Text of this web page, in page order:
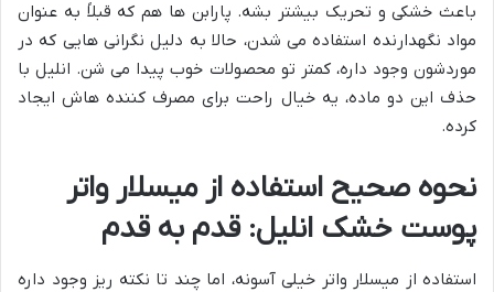
باعث خشکی و تحریک بیشتر بشه. پارابن ها هم که قبلاً به عنوان
مواد نگهدارنده استفاده می شدن، حالا به دلیل نگرانی هایی که در
موردشون وجود داره، کمتر تو محصولات خوب پیدا می شن. انلیل با
حذف این دو ماده، یه خیال راحت برای مصرف کننده هاش ایجاد
کرده.
نحوه صحیح استفاده از میسلار واتر
پوست خشک انلیل: قدم به قدم
استفاده از میسلار واتر خیلی آسونه، اما چند تا نکته ریز وجود داره